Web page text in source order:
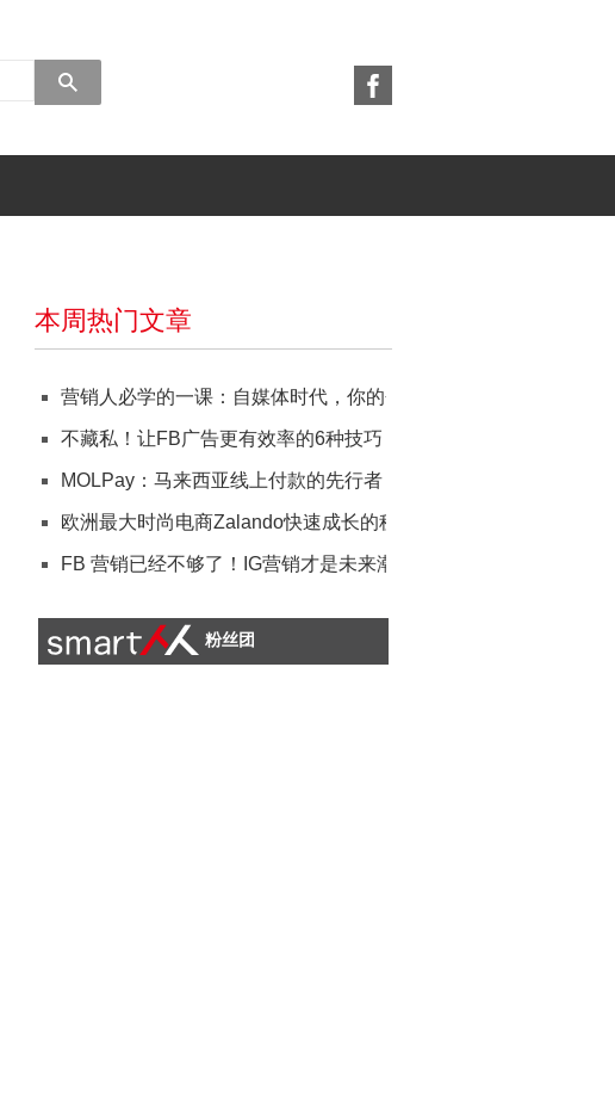
本周热门文章
营销人必学的一课：自媒体时代，你的个人品牌营销策略如何做？
不藏私！让FB广告更有效率的6种技巧
MOLPay：马来西亚线上付款的先行者
欧洲最大时尚电商Zalando快速成长的秘籍：在地化！抓住消费者
FB 营销已经不够了！IG营销才是未来潮流
粉丝团